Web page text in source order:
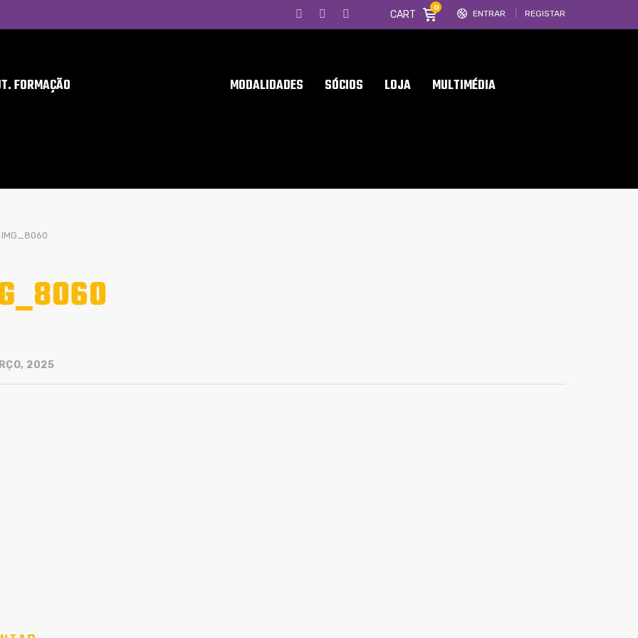
ENTRAR REGISTAR
CART
0
FORMAÇÃO MODALIDADES SÓCIOS LOJA MULTIMÉDIA
IMG_8060
2025